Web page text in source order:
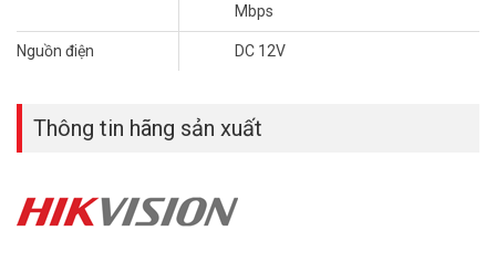
Mbps
Nguồn điện DC 12V
Thông tin hãng sản xuất